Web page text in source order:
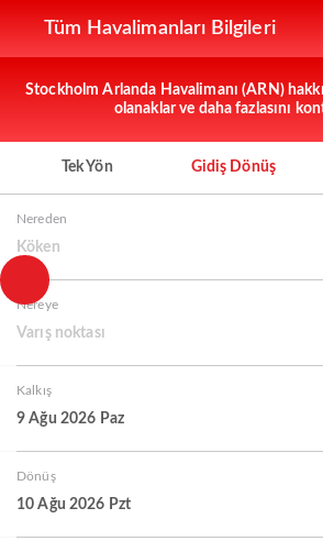
Tüm Havalimanları Bilgileri
Stockholm Arlanda Havalimanı (ARN)
olanaklar ve daha fazlasını
Tek Yön Gidiş Dönüş
Nereden
Köken
Nereye
Varış noktası
Kalkış
9 Ağu 2026 Paz
Dönüş
10 Ağu 2026 Pzt